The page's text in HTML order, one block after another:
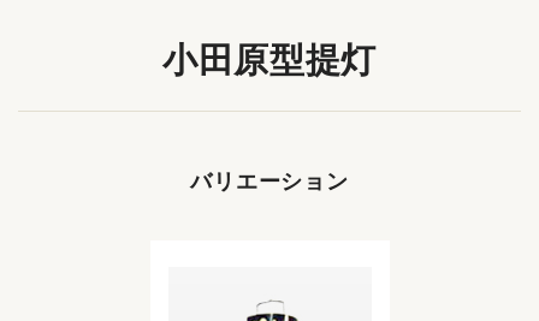
小田原型提灯
バリエーション